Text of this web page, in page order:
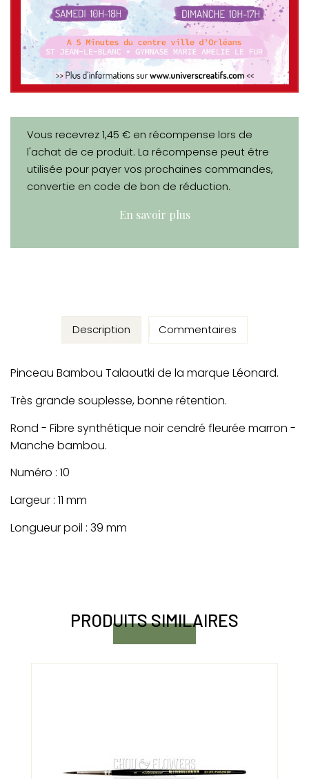
Vous recevrez 1,45 € en récompense lors de
l'achat de ce produit. La récompense peut être
utilisée pour payer vos prochaines commandes,
convertie en code de bon de réduction.
En savoir plus
Description
Pinceau Bambou Talaoutki de la marque Léonard.
Très grande souplesse, bonne rétention.
Rond - Fibre synthétique noir cendré fleurée marron -
Manche bambou.
Numéro : 10
Largeur : 11 mm
Longueur poil : 39 mm
Commentaires
PRODUITS SIMILAIRES